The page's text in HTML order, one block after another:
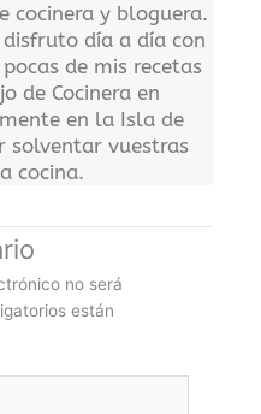
cocinera y bloguera.
día a día con
de mis recetas
de Cocinera en
en la Isla de
solventar vuestras
cocina.
no será
están